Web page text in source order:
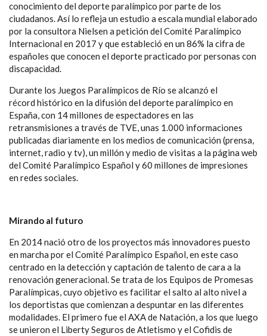
conocimiento del deporte paralímpico por parte de los
ciudadanos. Así lo refleja un estudio a escala mundial elaborado
por la consultora Nielsen a petición del Comité Paralímpico
Internacional en 2017 y que estableció en un 86% la cifra de
españoles que conocen el deporte practicado por personas con
discapacidad.
Durante los Juegos Paralímpicos de Río se alcanzó el
récord histórico en la difusión del deporte paralímpico en
España, con 14 millones de espectadores en las
retransmisiones a través de TVE, unas 1.000 informaciones
publicadas diariamente en los medios de comunicación (prensa,
internet, radio y tv), un millón y medio de visitas a la página web
del Comité Paralímpico Español y 60 millones de impresiones
en redes sociales.
Mirando al futuro
En 2014 nació otro de los proyectos más innovadores puesto
en marcha por el Comité Paralímpico Español, en este caso
centrado en la detección y captación de talento de cara a la
renovación generacional. Se trata de los Equipos de Promesas
Paralímpicas, cuyo objetivo es facilitar el salto al alto nivel a
los deportistas que comienzan a despuntar en las diferentes
modalidades. El primero fue el AXA de Natación, a los que luego
se unieron el Liberty Seguros de Atletismo y el Cofidis de